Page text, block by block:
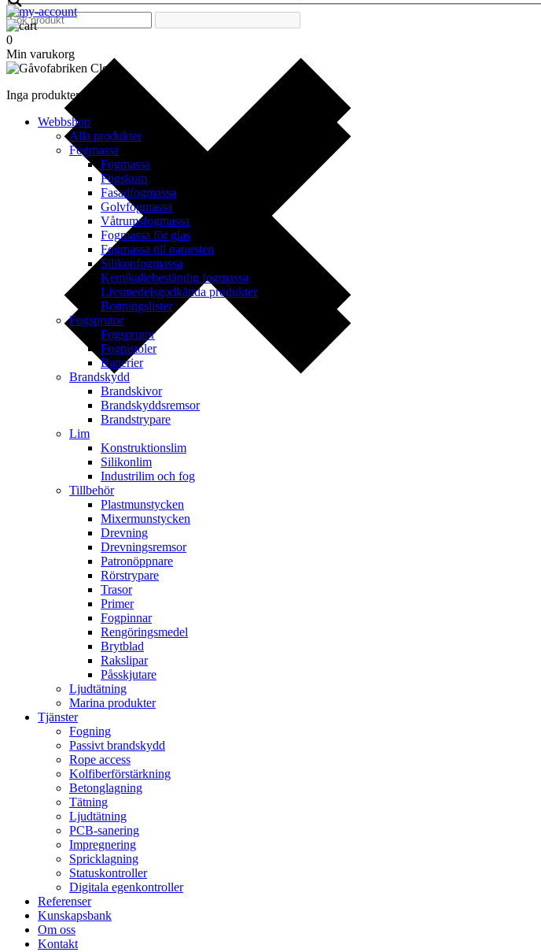
0
Min varukorg
Inga produkter i varukorgen.
Webbshop
Alla produkter
Fogmassa
Fogmassa
Fogskum
Fasadfogmassa
Golvfogmassa
Våtrumsfogmassa
Fogmassa för glas
Fogmassa till natursten
Silikonfogmassa
Kemikaliebeständig fogmassa
Livsmedelsgodkända produkter
Bottningslister
Fogsprutor
Fogsprutor
Fogpistoler
Batterier
Brandskydd
Brandskivor
Brandskyddsremsor
Brandstrypare
Lim
Konstruktionslim
Silikonlim
Industrilim och fog
Tillbehör
Plastmunstycken
Mixermunstycken
Drevning
Drevningsremsor
Patronöppnare
Rörstrypare
Trasor
Primer
Fogpinnar
Rengöringsmedel
Brytblad
Rakslipar
Påsskjutare
Ljudtätning
Marina produkter
Tjänster
Fogning
Passivt brandskydd
Rope access
Kolfiberförstärkning
Betonglagning
Tätning
Ljudtätning
PCB-sanering
Impregnering
Spricklagning
Statuskontroller
Digitala egenkontroller
Referenser
Kunskapsbank
Om oss
Kontakt